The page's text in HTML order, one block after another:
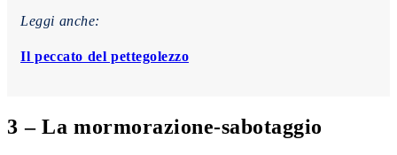
Leggi anche:
Il peccato del pettegolezzo
3 – La mormorazione-sabotaggio